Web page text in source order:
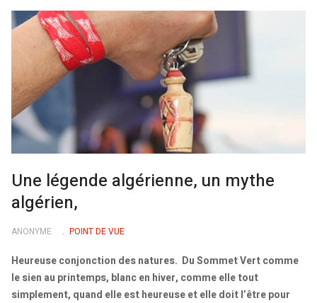
Une légende algérienne, un mythe
algérien,
ANONYME POINT DE VUE
Heureuse conjonction des natures. Du Sommet Vert comme
le sien au printemps, blanc en hiver, comme elle tout
simplement, quand elle est heureuse et elle doit l’être pour